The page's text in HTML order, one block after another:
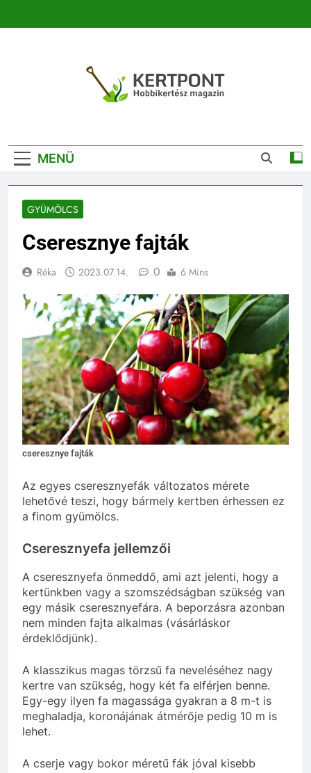
Kertészeti
Magazin |
Növényhatározó
MENÜ
GYÜMÖLCS
Cseresznye fajták
Réka 2023.07.14. 0 6 Mins
cseresznye fajták
Az egyes cseresznyefák változatos mérete
lehetővé teszi, hogy bármely kertben érhessen ez
a finom gyümölcs.
Cseresznyefa jellemzői
A cseresznyefa önmeddő, ami azt jelenti, hogy a
kertünkben vagy a szomszédságban szükség van
egy másik cseresznyefára. A beporzásra azonban
nem minden fajta alkalmas (vásárláskor
érdeklődjünk).
A klasszikus magas törzsű fa neveléséhez nagy
kertre van szükség, hogy két fa elférjen benne.
Egy-egy ilyen fa magassága gyakran a 8 m-t is
meghaladja, koronájának átmérője pedig 10 m is
lehet.
A cserje vagy bokor méretű fák jóval kisebb